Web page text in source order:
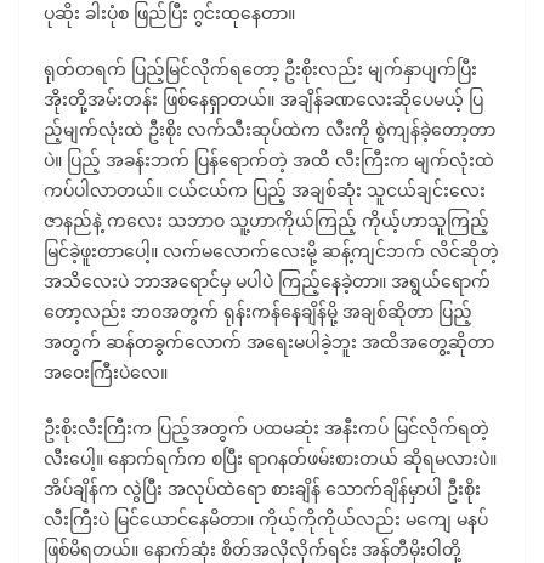
ပုဆိုး ခါးပုံစ ဖြည်ပြီး ဂွင်းထုနေတာ။
ရုတ်တရက် ပြည့်မြင်လိုက်ရတော့ ဦးစိုးလည်း မျက်နှာပျက်ပြီး
အိုးတို့အမ်းတန်း ဖြစ်နေရှာတယ်။ အချိန်ခဏလေးဆိုပေမယ့် ပြ
ည့်မျက်လုံးထဲ ဦးစိုး လက်သီးဆုပ်ထဲက လီးကို စွဲကျန်ခဲ့တော့တာ
ပဲ။ ပြည့် အခန်းဘက် ပြန်ရောက်တဲ့ အထိ လီးကြီးက မျက်လုံးထဲ
ကပ်ပါလာတယ်။ ငယ်ငယ်က ပြည့် အချစ်ဆုံး သူငယ်ချင်းလေး
ဇာနည်နဲ့ ကလေး သဘာဝ သူ့ဟာကိုယ်ကြည့် ကိုယ့်ဟာသူကြည့်
မြင်ခဲ့ဖူးတာပေါ့။ လက်မလောက်လေးမို့ ဆန့်ကျင်ဘက် လိင်ဆိုတဲ့
အသိလေးပဲ ဘာအရောင်မှ မပါပဲ ကြည့်နေခဲ့တာ။ အရွယ်ရောက်
တော့လည်း ဘဝအတွက် ရုန်းကန်နေချိန်မို့ အချစ်ဆိုတာ ပြည့်
အတွက် ဆန်တခွက်လောက် အရေးမပါခဲ့ဘူး အထိအတွေ့ဆိုတာ
အဝေးကြီးပဲလေ။
ဦးစိုးလီးကြီးက ပြည့်အတွက် ပထမဆုံး အနီးကပ် မြင်လိုက်ရတဲ့
လီးပေါ့။ နောက်ရက်က စပြီး ရာဂနတ်ဖမ်းစားတယ် ဆိုရမလားပဲ။
အိပ်ချိန်က လွဲပြီး အလုပ်ထဲရော စားချိန် သောက်ချိန်မှာပါ ဦးစိုး
လီးကြီးပဲ မြင်ယောင်နေမိတာ။ ကိုယ့်ကိုကိုယ်လည်း မကျေ မနပ်
ဖြစ်မိရတယ်။ နောက်ဆုံး စိတ်အလိုလိုက်ရင်း အန်တီမိုးဝါတို့